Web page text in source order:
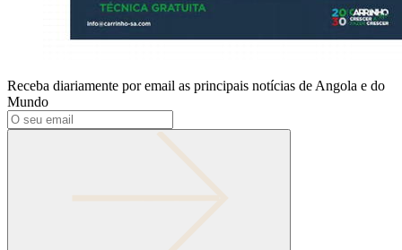
Receba diariamente por email as principais notícias de Angola e do
Mundo